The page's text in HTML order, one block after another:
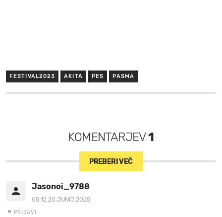
FESTIVAL2023 AKITA PES PASMA
KOMENTARJEV1
PREBERI VEČ
Jasonoi_9788
05:12 20.JUNIJ 2025.
PRIJAVI